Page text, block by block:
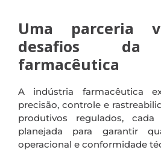
Uma parceria
desafios da
farmacêutica
A indústria farmacêutica
precisão, controle e
produtivos regulados,
planejada para garantir
operacional e conformidade